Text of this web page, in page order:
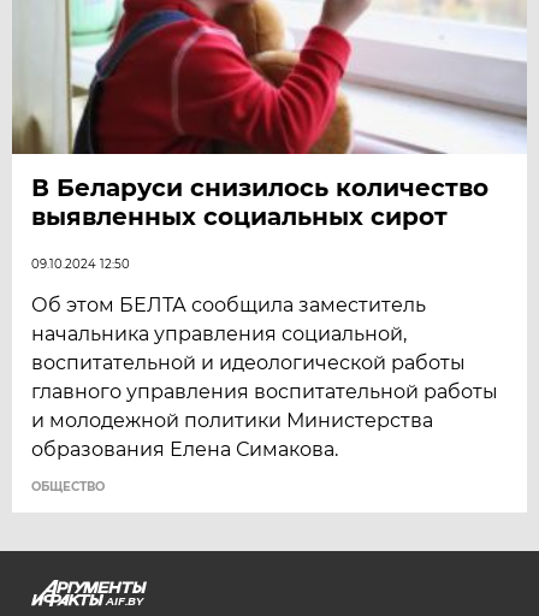
В Беларуси снизилось количество
выявленных социальных сирот
09.10.2024 12:50
Об этом БЕЛТА сообщила заместитель
начальника управления социальной,
воспитательной и идеологической работы
главного управления воспитательной работы
и молодежной политики Министерства
образования Елена Симакова.
ОБЩЕСТВО
AIF.BY